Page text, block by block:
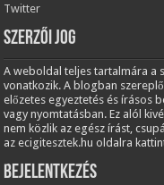
Twitter
Szerzői jog
A weboldal teljes tartalmára a
vonatkozik. A blogban
előzetes egyeztetés és írásos
vagy nyomtatásban. Ez alól
nem közlik az egész írást,
az ecigitesztek.hu oldalra
Bejelentkezés